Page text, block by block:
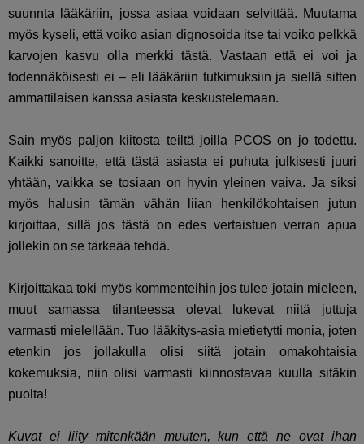
suunnta lääkäriin, jossa asiaa voidaan selvittää. Muutama
myös kyseli, että voiko asian dignosoida itse tai voiko pelkkä
karvojen kasvu olla merkki tästä. Vastaan että ei voi ja
todennäköisesti ei – eli lääkäriin tutkimuksiin ja siellä sitten
ammattilaisen kanssa asiasta keskustelemaan.
Sain myös paljon kiitosta teiltä joilla PCOS on jo todettu.
Kaikki sanoitte, että tästä asiasta ei puhuta julkisesti juuri
yhtään, vaikka se tosiaan on hyvin yleinen vaiva. Ja siksi
myös halusin tämän vähän liian henkilökohtaisen jutun
kirjoittaa, sillä jos tästä on edes vertaistuen verran apua
jollekin on se tärkeää tehdä.
Kirjoittakaa toki myös kommenteihin jos tulee jotain mieleen,
muut samassa tilanteessa olevat lukevat niitä juttuja
varmasti mielellään. Tuo lääkitys-asia mietietytti monia, joten
etenkin jos jollakulla olisi siitä jotain omakohtaisia
kokemuksia, niin olisi varmasti kiinnostavaa kuulla sitäkin
puolta!
Kuvat ei liity mitenkään muuten, kun että ne ovat ihan